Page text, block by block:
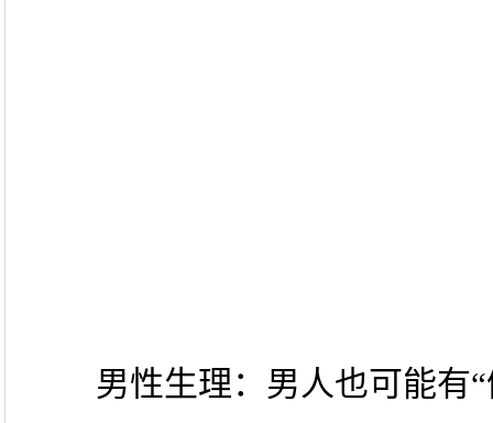
男性生理：男人也可能有“